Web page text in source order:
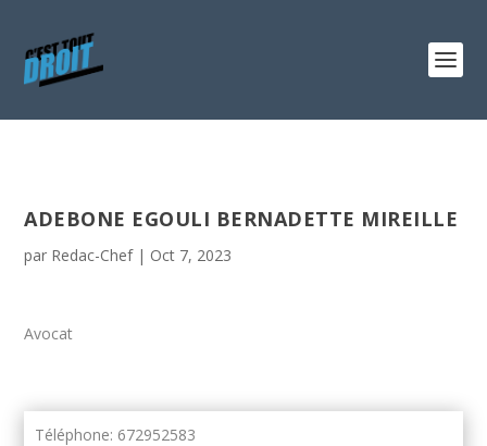
ADEBONE EGOULI BERNADETTE MIREILLE
par Redac-Chef| Oct 7, 2023
Avocat
Téléphone: 672952583